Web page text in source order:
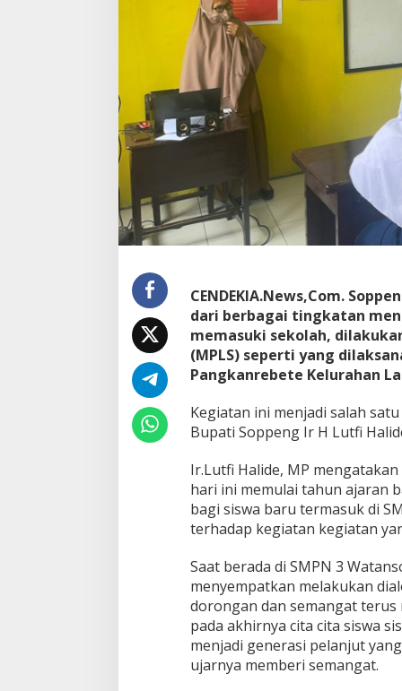
e
P
a
n
t
a
p
k
s
a
n
M
P
L
S
CENDEKIA.News,Com.
dari berbagai tingkatan
memasuki sekolah,
(MPLS) seperti yang
Pangkanrebete Kelurahan
Kegiatan ini menjadi salah
Bupati Soppeng Ir H Lutfi
Ir.Lutfi Halide, MP
hari ini memulai tahun ajaran
bagi siswa baru termasuk di
terhadap kegiatan kegiatan
Saat berada di SMPN 3
menyempatkan melakukan
dorongan dan semangat
pada akhirnya cita cita siswa
menjadi generasi pelanjut
ujarnya memberi semangat.